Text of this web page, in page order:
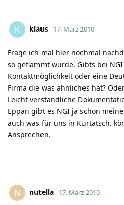
K klaus 17. März 2010
Frage ich mal hier nochmal
so geflammt wurde. Gibts bei
Kontaktmöglichkeit oder eine
Firma die was ähnliches hat?
Leicht verständliche
Eppan gibt es NGI ja schon
auch was für uns in Kurtatsch.
Ansprechen.
N nutella 17. März 2010